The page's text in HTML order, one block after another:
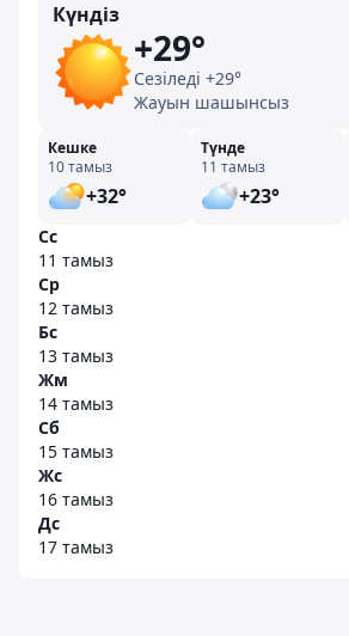
Күндіз
+29°
Сезіледі +29°
Жауын шашынсыз
Кешке
10 тамыз
+32°
Түнде
11 тамыз
+23°
Сс
11 тамыз
Ср
12 тамыз
Бс
13 тамыз
Жм
14 тамыз
Сб
15 тамыз
Жс
16 тамыз
Дс
17 тамыз